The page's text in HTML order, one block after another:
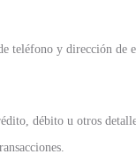
teléfono y dirección
débito u otros